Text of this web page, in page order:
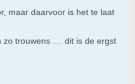
maar daarvoor is het te laat
trouwens .... dit is de ergst